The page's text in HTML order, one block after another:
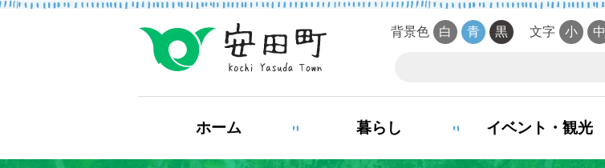
もしもの場合
防災・救急情報 夜間・休日診療案内
背景色 白 青 黒 文字 小 中
ホーム 暮らし イベント・観光